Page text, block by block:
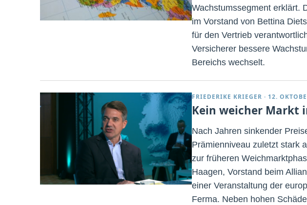
Wachstumssegment erklärt.
im Vorstand von Bettina
für den Vertrieb
Versicherer bessere
Bereichs wechselt.
FRIEDERIKE KRIEGER · 12.
Kein weicher Markt
Nach Jahren sinkender
Prämienniveau zuletzt stark
zur früheren
Haagen, Vorstand beim
einer Veranstaltung der
Ferma. Neben hohen